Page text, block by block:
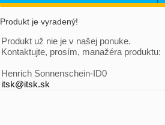
Produkt je vyradený!
Produkt už nie je v našej ponuke.
Kontaktujte, prosím, manažéra produktu:
Henrich Sonnenschein-ID0
itsk@itsk.sk